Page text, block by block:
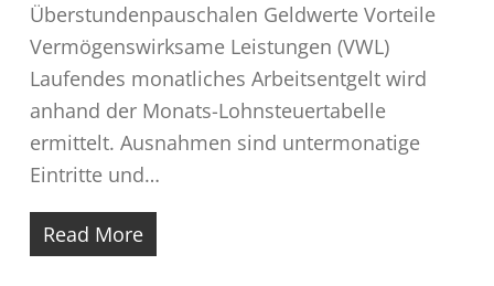
Überstundenpauschalen Geldwerte Vorteile
Vermögenswirksame Leistungen (VWL)
Laufendes monatliches Arbeitsentgelt wird
anhand der Monats-Lohnsteuertabelle
ermittelt. Ausnahmen sind untermonatige
Eintritte und…
Read More